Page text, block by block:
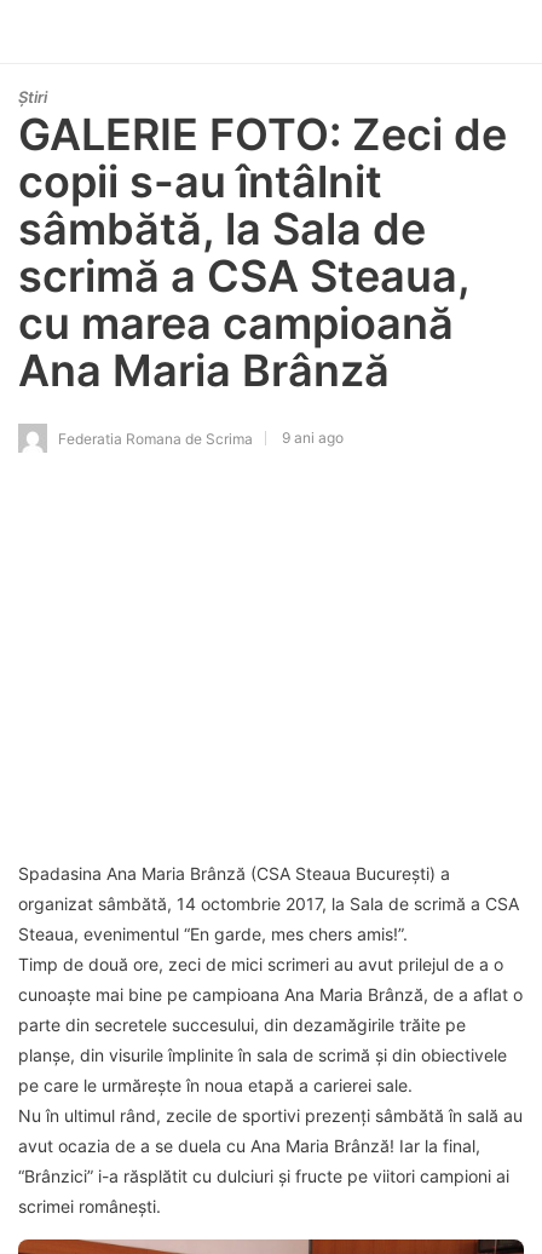
Știri
GALERIE FOTO: Zeci de
copii s-au întâlnit
sâmbătă, la Sala de
scrimă a CSA Steaua,
cu marea campioană
Ana Maria Brânză
Federatia Romana de Scrima 9 ani ago
Spadasina Ana Maria Brânză (CSA Steaua București) a
organizat sâmbătă, 14 octombrie 2017, la Sala de scrimă a CSA
Steaua, evenimentul “En garde, mes chers amis!”.
Timp de două ore, zeci de mici scrimeri au avut prilejul de a o
cunoaște mai bine pe campioana Ana Maria Brânză, de a aflat o
parte din secretele succesului, din dezamăgirile trăite pe
planșe, din visurile împlinite în sala de scrimă și din obiectivele
pe care le urmărește în noua etapă a carierei sale.
Nu în ultimul rând, zecile de sportivi prezenți sâmbătă în sală au
avut ocazia de a se duela cu Ana Maria Brânză! Iar la final,
“Brânzici” i-a răsplătit cu dulciuri și fructe pe viitori campioni ai
scrimei românești.